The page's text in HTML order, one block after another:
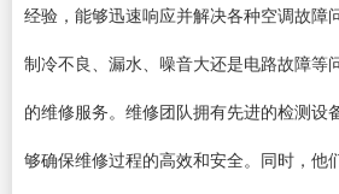
经验，能够迅速响应并解决各种空调故障
制冷不良、漏水、噪音大还是电路故障等
的维修服务。维修团队拥有先进的检测设
够确保维修过程的高效和安全。同时，他